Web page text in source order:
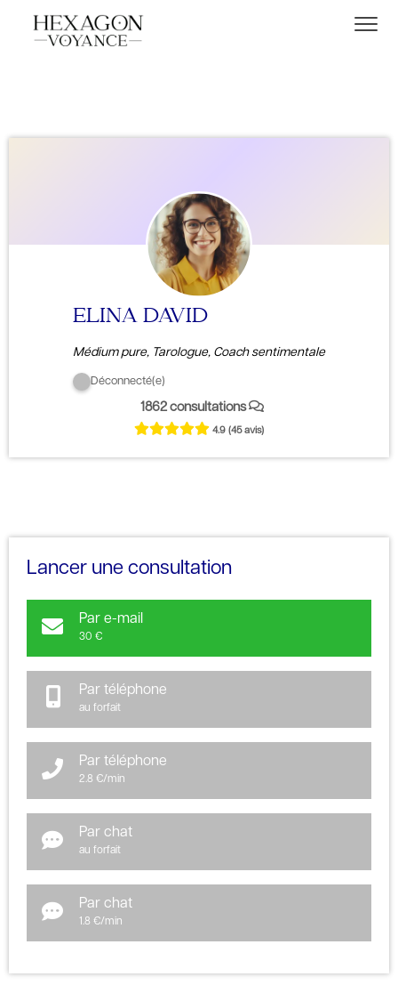
ELINA DAVID
Médium pure, Tarologue, Coach sentimentale
Déconnecté(e)
1862 consultations
4.9 (45 avis)
Lancer une consultation
Par e-mail
30 €
Par téléphone
au forfait
Par téléphone
2.8 €/min
Par chat
au forfait
Par chat
1.8 €/min